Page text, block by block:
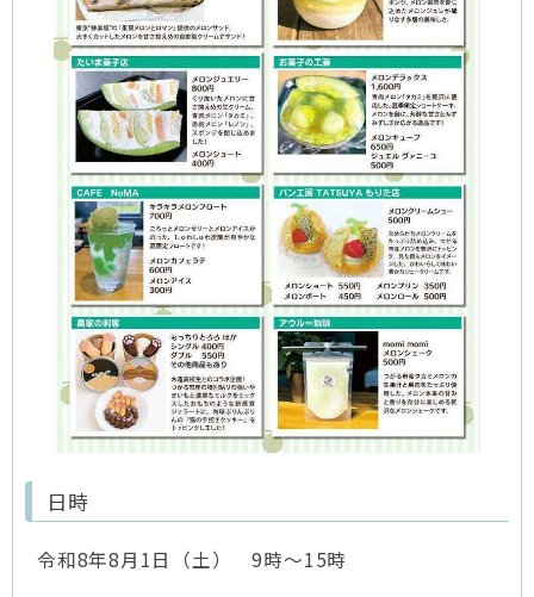
日時
令和8年8月1日（土） 9時～15時